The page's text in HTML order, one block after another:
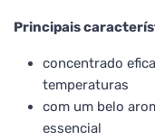
Principais
concentrado
temperaturas
com um belo
essencial